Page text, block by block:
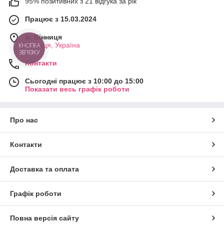
Працює з 15.03.2024
м. Вінниця
Вінниця, Україна
Контакти
Сьогодні працює з 10:00 до 15:00
Показати весь графік роботи
Про нас
Контакти
Доставка та оплата
Графік роботи
Повна версія сайту